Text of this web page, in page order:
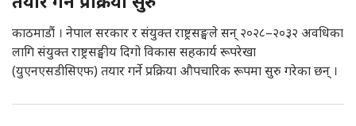
काठमाडौं । नेपाल सरकार र संयुक्त राष्ट्रसङ्घले सन् २०२८–२०३२ अवधिका
लागि संयुक्त राष्ट्रसङ्घीय दिगो विकास सहकार्य रूपरेखा
(युएनएसडीसिएफ) तयार गर्ने प्रक्रिया औपचारिक रूपमा सुरु गरेका छन् ।